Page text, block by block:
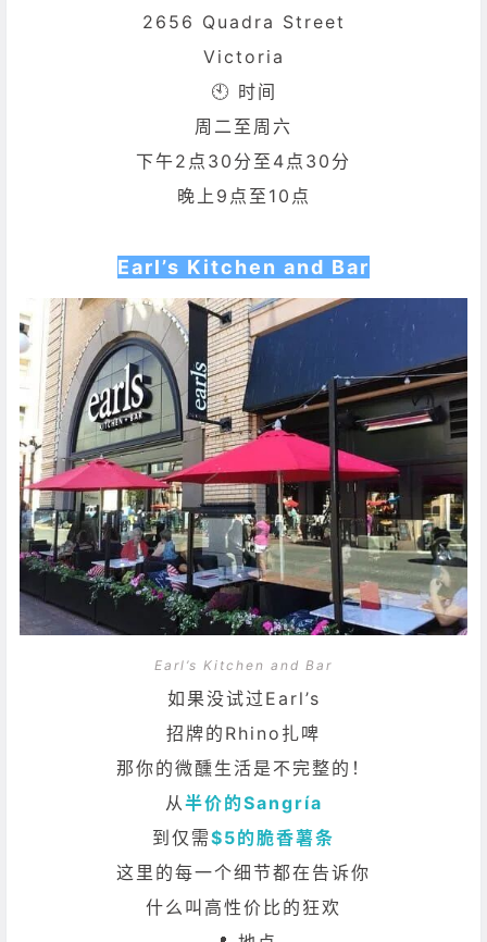
2656 Quadra Street
Victoria
🕙 时间
周二至周六
下午2点30分至4点30分
晚上9点至10点
Earl’s Kitchen and Bar
Earl’s Kitchen and Bar
如果没试过Earl’s
招牌的Rhino扎啤
那你的微醺生活是不完整的！
从 半价的Sangría
到仅需$5的脆香薯条
这里的每一个细节都在告诉你
什么叫高性价比的狂欢